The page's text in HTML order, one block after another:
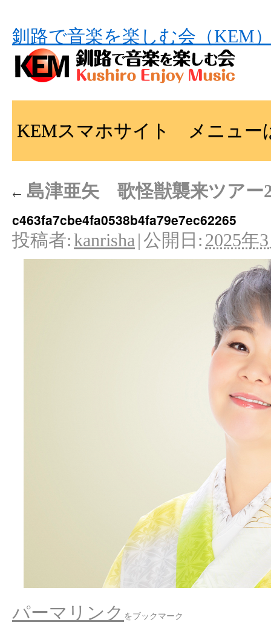
釧路で音楽を楽しむ会（
KEMスマホサイト メニュー
← 島津亜矢 歌怪獣襲来ツアー
c463fa7cbe4fa0538b4fa79e7ec62265
投稿者:kanrisha |公開日: 2025年
パーマリンク をブックマーク